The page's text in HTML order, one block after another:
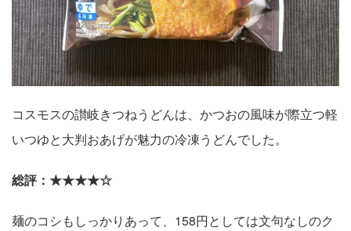
コスモスの讃岐きつねうどんは、かつおの風味が際立つ軽
いつゆと大判おあげが魅力の冷凍うどんでした。
総評：★★★★☆
麺のコシもしっかりあって、158円としては文句なしのク